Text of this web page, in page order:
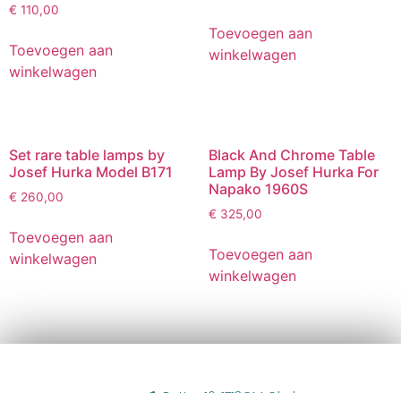
€ 110,00
Toevoegen aan
winkelwagen
Toevoegen aan
winkelwagen
Set rare table lamps by
Josef Hurka Model B171
€ 260,00
Toevoegen aan
winkelwagen
Black And Chrome Table
Lamp By Josef Hurka For
Napako 1960S
€ 325,00
Toevoegen aan
winkelwagen